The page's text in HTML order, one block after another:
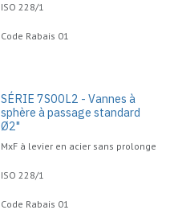
ISO 228/1
Code Rabais 01
SÉRIE 7S00L2 - Vannes à
sphère à passage standard
Ø2"
MxF à levier en acier sans prolonge
ISO 228/1
Code Rabais 01